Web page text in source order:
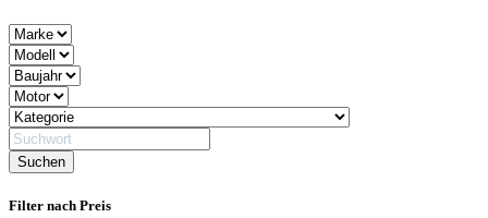
Filter nach Preis